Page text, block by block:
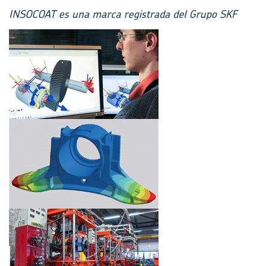
INSOCOAT es una marca registrada del Grupo SKF